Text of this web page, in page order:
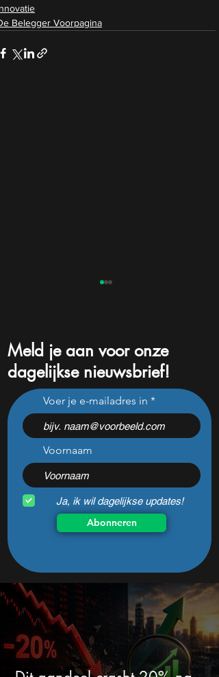
Belegger Voorpagina
Deze twee aandelen
kunnen gaan verdubbelen
Meld je aan voor onze
dagelijkse nieuwsbrief!
Voer je e-mailadres in
Voornaam
Ja, ik wil dagelijkse updates!
Abonneren